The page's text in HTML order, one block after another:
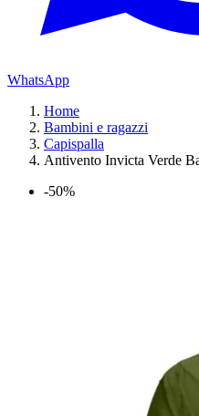
WhatsApp
Home
Bambini e ragazzi
Capispalla
Antivento Invicta Verde
-50%